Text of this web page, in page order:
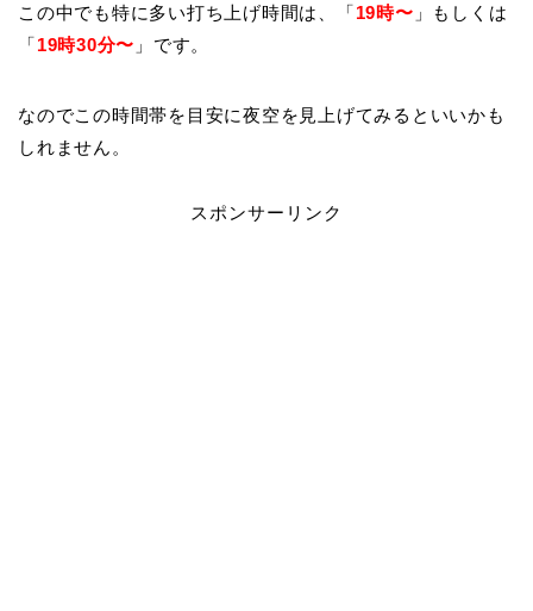
この中でも特に多い打ち上げ時間は、「19時〜 」もしくは
「19時30分〜 」です。
なのでこの時間帯を目安に夜空を見上げてみるといいかも
しれません。
スポンサーリンク